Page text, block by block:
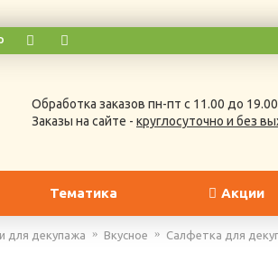
Обработка заказов пн-пт с 11.00 до 19.00
Заказы на сайте - круглосуточно и без
Тематика Акции
для декупажа Вкусное Салфетка для